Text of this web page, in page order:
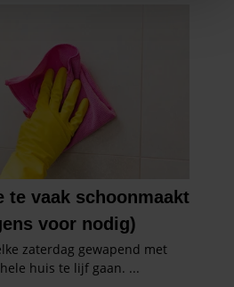
content en advertenties te
voor social media te bieden
te analyseren. Ook delen we
van onze site met onze
adverteren en analyse. Deze
combineren met andere
verstrekt of die ze hebben
uw gebruik van hun services. U
als u onze website blijft